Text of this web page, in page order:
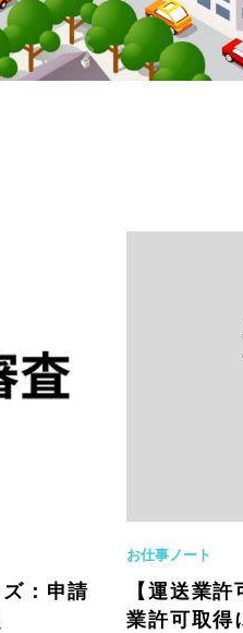
：申請
お仕事ノート
【運送業
業許可取得